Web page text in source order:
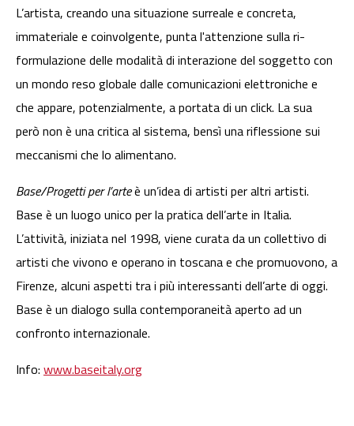
L’artista, creando una situazione surreale e concreta,
immateriale e coinvolgente, punta l'attenzione sulla ri-
formulazione delle modalità di interazione del soggetto con
un mondo reso globale dalle comunicazioni elettroniche e
che appare, potenzialmente, a portata di un click. La sua
però non è una critica al sistema, bensì una riflessione sui
meccanismi che lo alimentano.
Base/Progetti per l’arteè un’idea di artisti per altri artisti.
Base è un luogo unico per la pratica dell’arte in Italia.
L’attività, iniziata nel 1998, viene curata da un collettivo di
artisti che vivono e operano in toscana e che promuovono, a
Firenze, alcuni aspetti tra i più interessanti dell’arte di oggi.
Base è un dialogo sulla contemporaneità aperto ad un
confronto internazionale.
Info: www.baseitaly.org